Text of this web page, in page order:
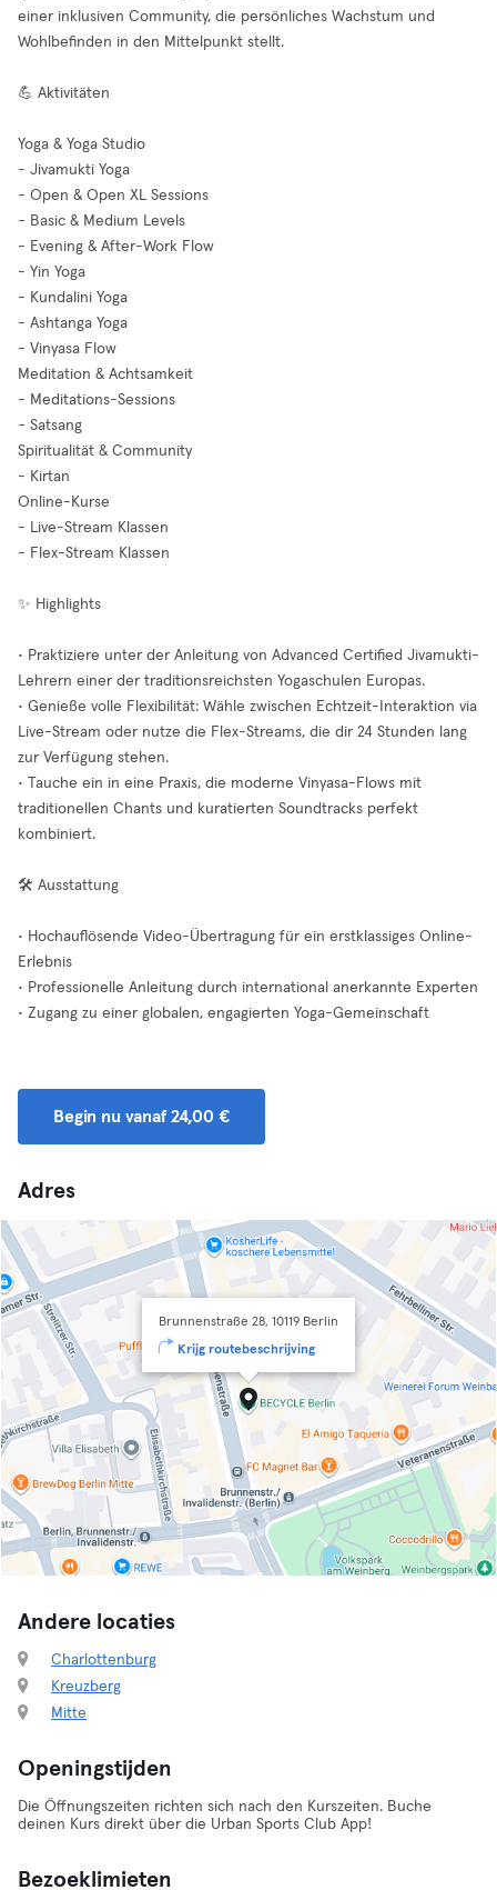
einer inklusiven Community, die persönliches Wachstum und
Wohlbefinden in den Mittelpunkt stellt.
💪 Aktivitäten
Yoga & Yoga Studio
- Jivamukti Yoga
- Open & Open XL Sessions
- Basic & Medium Levels
- Evening & After-Work Flow
- Yin Yoga
- Kundalini Yoga
- Ashtanga Yoga
- Vinyasa Flow
Meditation & Achtsamkeit
- Meditations-Sessions
- Satsang
Spiritualität & Community
- Kirtan
Online-Kurse
- Live-Stream Klassen
- Flex-Stream Klassen
✨ Highlights
• Praktiziere unter der Anleitung von Advanced Certified Jivamukti-
Lehrern einer der traditionsreichsten Yogaschulen Europas.
• Genieße volle Flexibilität: Wähle zwischen Echtzeit-Interaktion via
Live-Stream oder nutze die Flex-Streams, die dir 24 Stunden lang
zur Verfügung stehen.
• Tauche ein in eine Praxis, die moderne Vinyasa-Flows mit
traditionellen Chants und kuratierten Soundtracks perfekt
kombiniert.
🛠️ Ausstattung
• Hochauflösende Video-Übertragung für ein erstklassiges Online-
Erlebnis
• Professionelle Anleitung durch international anerkannte Experten
• Zugang zu einer globalen, engagierten Yoga-Gemeinschaft
Begin nu vanaf 24,00 €
Adres
Brunnenstraße 28, 10119 Berlin
Krijg routebeschrijving
Andere locaties
Charlottenburg
Kreuzberg
Mitte
Openingstijden
Die Öffnungszeiten richten sich nach den Kurszeiten. Buche
deinen Kurs direkt über die Urban Sports Club App!
Bezoeklimieten